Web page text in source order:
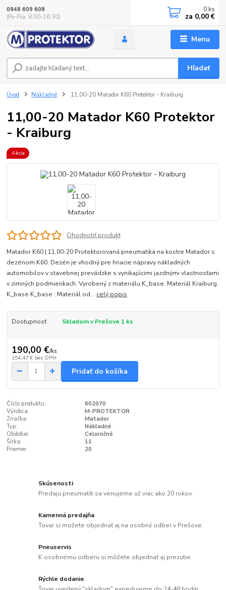
Menu
Hľadať
0948 609 608
(Po-Pia, 8:00-16:30)
0 ks
za 0,00 €
Úvod Nákladné 11,00-20 Matador K60 Protektor - Kraiburg
11,00-20 Matador K60 Protektor
- Kraiburg
Akcia
Ohodnotiť produkt
Matador K60 | 11,00-20 Protektorovaná pneumatika na kostre Matador s
dezénom K60. Dezén je vhodný pre hnacie nápravy nákladných
automobilov v stavebnej prevádzke s vynikajúcimi jazdnými vlastnosťami
v zimných podmienkach. Vyrobený z materiálu K_base. Materiál Kraiburg
K_base K_base : Materiál od... celý popis
Dostupnosť Skladom v Prešove 1 ks
190,00 €/ks
154,47 € bez DPH
Pridať do košíka
Číslo produktu:
602070
Výrobca:
M-PROTEKTOR
Značka:
Matador
Typ:
Nákladné
Obdobie:
Celoročné
Šírka:
11
Priemer:
20
Skúsenosti
Predaju pneumatík sa venujeme už viac ako 20 rokov.
Kamenná predajňa
Tovar si možete objednať aj na osobný odber v Prešove.
Pneuservis
K osobnému odberu si môžete objednať aj prezutie.
Rýchle dodanie